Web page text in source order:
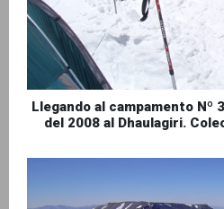
Llegando al campamento Nº
del 2008 al Dhaulagiri.